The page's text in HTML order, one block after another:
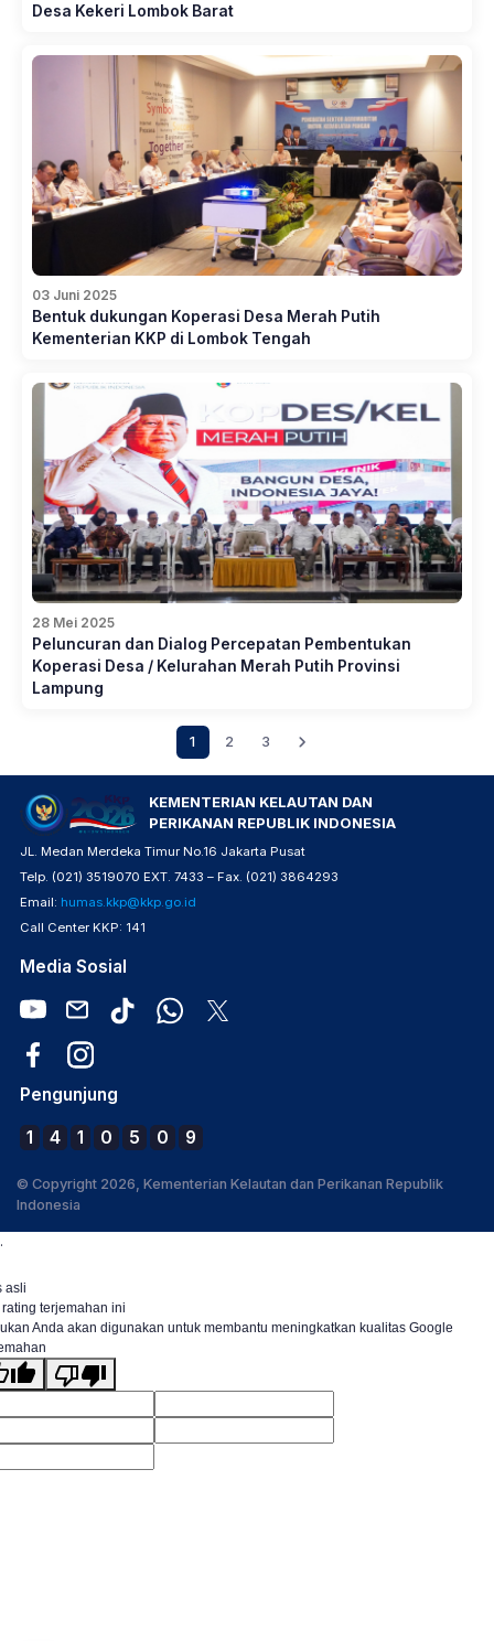
Desa Kekeri Lombok Barat
03 Juni 2025
Bentuk dukungan Koperasi Desa Merah Putih
Kementerian KKP di Lombok Tengah
28 Mei 2025
Peluncuran dan Dialog Percepatan Pembentukan
Koperasi Desa / Kelurahan Merah Putih Provinsi
Lampung
1 2 3
KEMENTERIAN KELAUTAN DAN
PERIKANAN REPUBLIK INDONESIA
JL. Medan Merdeka Timur No.16 Jakarta Pusat
Telp. (021) 3519070 EXT. 7433 – Fax. (021) 3864293
Email: humas.kkp@kkp.go.id
Call Center KKP: 141
Media Sosial
Pengunjung
1 4 1 0 5 0 9
© Copyright 2026, Kementerian Kelautan dan Perikanan Republik
Indonesia
.
asli
terjemahan ini
Anda akan digunakan untuk membantu meningkatkan kualitas Google